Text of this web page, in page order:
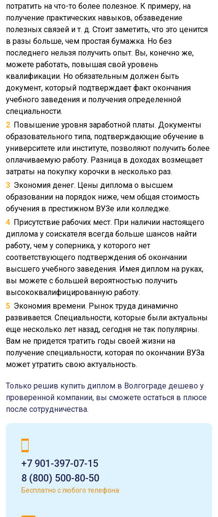
потратить на что-то более полезное. К примеру, на
получение практических навыков, обзаведение
полезных связей и т. д. Стоит заметить, что это ценится
в разы больше, чем простая бумажка. Но без
последнего нельзя получить опыт. Вы, конечно же,
можете работать, повышая свой уровень
квалификации. Но обязательным должен быть
документ, который подтверждает факт окончания
учебного заведения и получения определенной
специальности.
Повышение уровня заработной платы. Документы
образовательного типа, подтверждающие обучение в
университете или институте, позволяют получить более
оплачиваемую работу. Разница в доходах возмещает
затраты на покупку корочки в несколько раз.
Экономия денег. Цены диплома о высшем
образовании на порядок ниже, чем общая стоимость
обучения в престижном ВУЗе или колледже.
Присутствие рабочих мест. При наличии настоящего
диплома у соискателя всегда больше шансов найти
работу, чем у соперника, у которого нет
соответствующего подтверждения об окончании
высшего учебного заведения. Имея диплом на руках,
вы можете с большей вероятностью получить
высококвалифицированную работу.
Экономия времени. Рынок труда динамично
развивается. Специальности, которые были актуальны
еще несколько лет назад, сегодня не так популярны.
Вам не придется тратить годы своей жизни на
получение специальности, которая по окончании ВУЗа
может утратить свою актуальность.
Только решив купить диплом в Волгограде дешево у
проверенной компании, вы сможете остаться в плюсе
после сотрудничества.
+7 901-397-07-15
8 (800) 500-80-50
Бесплатно с любого телефона